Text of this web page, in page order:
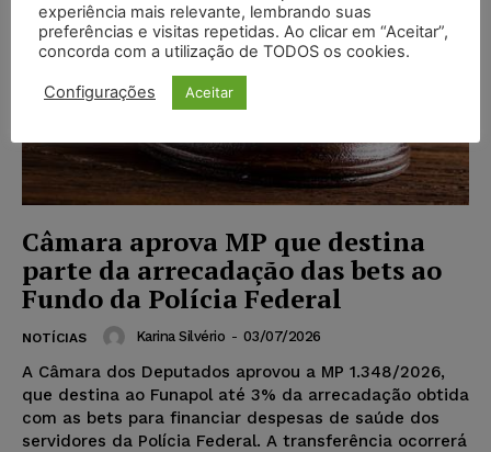
Câmara aprova MP que destina
parte da arrecadação das bets ao
Fundo da Polícia Federal
NOTÍCIAS Karina Silvério - 03/07/2026
A Câmara dos Deputados aprovou a MP 1.348/2026,
que destina ao Funapol até 3% da arrecadação obtida
com as bets para financiar despesas de saúde dos
servidores da Polícia Federal. A transferência ocorrerá
experiência mais relevante, lembrando suas
preferências e visitas repetidas. Ao clicar em “Aceitar”,
concorda com a utilização de TODOS os cookies.
Configurações Aceitar